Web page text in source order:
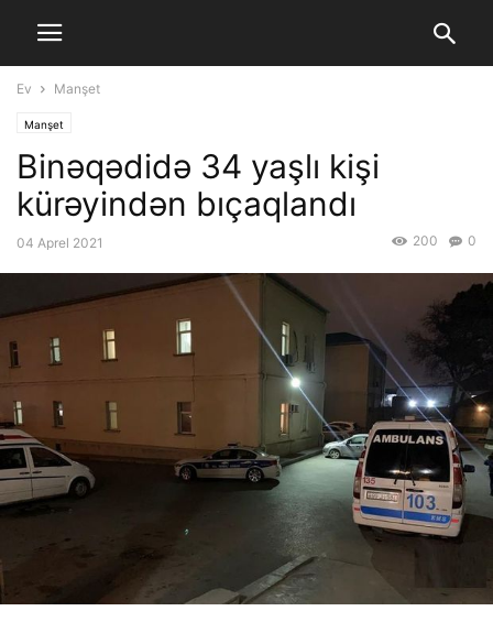
Ev Manşet
Manşet
Binəqədidə 34 yaşlı kişi
kürəyindən bıçaqlandı
04 Aprel 2021 0
200